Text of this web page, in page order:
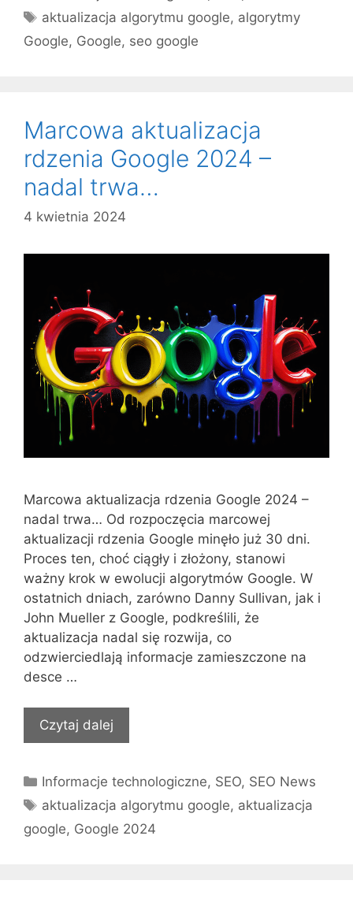
Tagi
aktualizacja algorytmu google, algorytmy
Google, Google, seo google
Marcowa aktualizacja
rdzenia Google 2024 –
nadal trwa…
4 kwietnia 2024
Marcowa aktualizacja rdzenia Google 2024 –
nadal trwa… Od rozpoczęcia marcowej
aktualizacji rdzenia Google minęło już 30 dni.
Proces ten, choć ciągły i złożony, stanowi
ważny krok w ewolucji algorytmów Google. W
ostatnich dniach, zarówno Danny Sullivan, jak i
John Mueller z Google, podkreślili, że
aktualizacja nadal się rozwija, co
odzwierciedlają informacje zamieszczone na
desce …
Czytaj dalej
Kategorie
Informacje technologiczne, SEO, SEO News
Tagi
aktualizacja algorytmu google, aktualizacja
google, Google 2024